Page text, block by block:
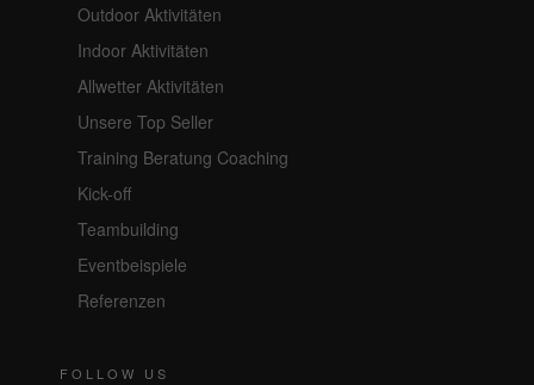
Outdoor Aktivitäten
Indoor Aktivitäten
Allwetter Aktivitäten
Unsere Top Seller
Training Beratung Coaching
Kick-off
Teambuilding
Eventbeispiele
Referenzen
FOLLOW US